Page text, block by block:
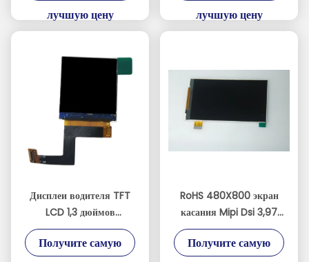
лучшую цену
лучшую цену
Дисплеи водителя TFT
LCD 1,3 дюймов
240xRGBx240
ST7789V
Получите самую
RoHS 480X800 экран
касания Mipi Dsi 3,97
дюймов с СИД белизны
8
Получите самую